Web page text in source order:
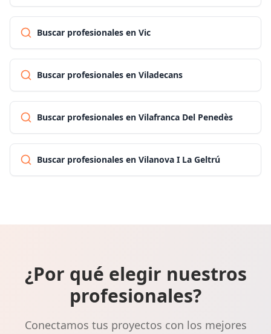
Buscar profesionales en Vic
Buscar profesionales en Viladecans
Buscar profesionales en Vilafranca Del Penedès
Buscar profesionales en Vilanova I La Geltrú
¿Por qué elegir nuestros
profesionales?
Conectamos tus proyectos con los mejores